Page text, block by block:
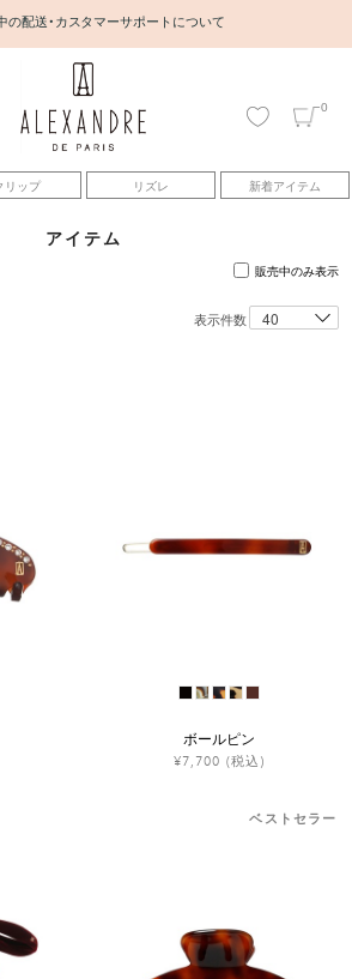
の配送・カスタマーサポートについて
0
リップ リズレ 新着アイテム
アイテム
販売中のみ表示
表示件数
ボールピン
¥7,700 (税込)
ベストセラー